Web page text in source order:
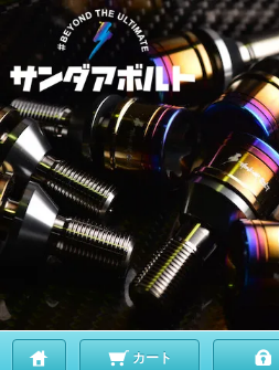
カート